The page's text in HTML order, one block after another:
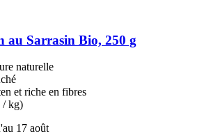
au Sarrasin Bio, 250 g
naturelle
et riche en fibres
/ kg)
17 août